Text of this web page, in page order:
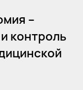
–
контроль